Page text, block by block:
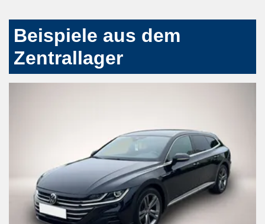
Beispiele aus dem
Zentrallager